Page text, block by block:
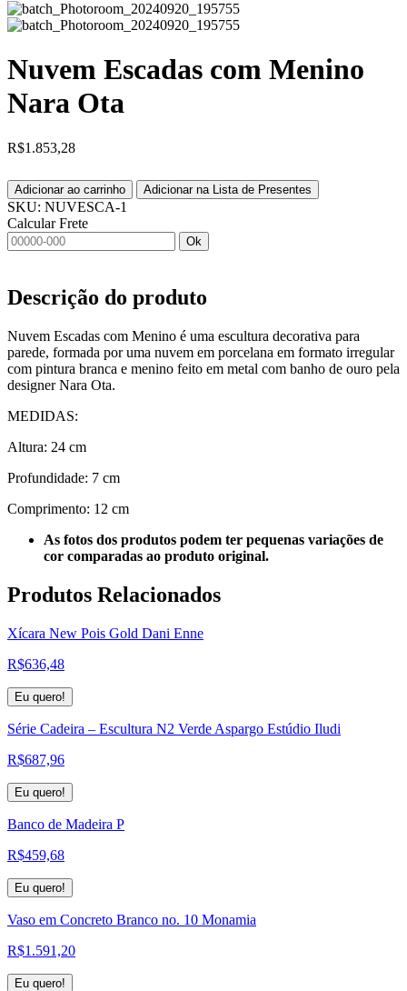
Nuvem Escadas com Menino
Nara Ota
R$1.853,28
Adicionar ao carrinho Adicionar na Lista de Presentes
SKU: NUVESCA-1
Calcular Frete
Ok
Descrição do produto
Nuvem Escadas com Menino é uma escultura decorativa para
parede, formada por uma nuvem em porcelana em formato irregular
com pintura branca e menino feito em metal com banho de ouro pela
designer Nara Ota.
MEDIDAS:
Altura: 24 cm
Profundidade: 7 cm
Comprimento: 12 cm
As fotos dos produtos podem ter pequenas variações de
cor comparadas ao produto original.
Produtos Relacionados
Xícara New Pois Gold Dani Enne
R$636,48
Eu quero!
Série Cadeira – Escultura N2 Verde Aspargo Estúdio Iludi
R$687,96
Eu quero!
Banco de Madeira P
R$459,68
Eu quero!
Vaso em Concreto Branco no. 10 Monamia
R$1.591,20
Eu quero!